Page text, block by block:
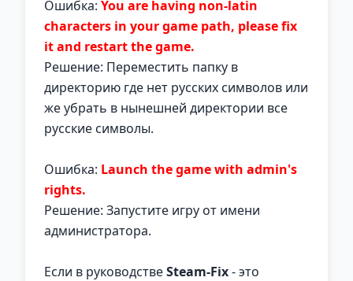
Ошибка: You are having non-latin
characters in your game path, please fix
it and restart the game.
Решение: Переместить папку в
директорию где нет русских символов или
же убрать в нынешней директории все
русские символы.
Ошибка: Launch the game with admin's
rights.
Решение: Запустите игру от имени
администратора.
Если в руководствеSteam-Fix- это